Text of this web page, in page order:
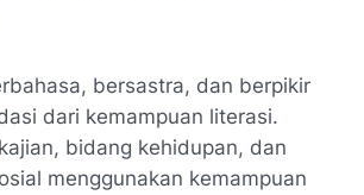
bersastra, dan berpikir
dari kemampuan literasi.
bidang kehidupan, dan
menggunakan kemampuan